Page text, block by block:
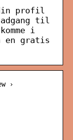
profil
til
i
en gratis
›